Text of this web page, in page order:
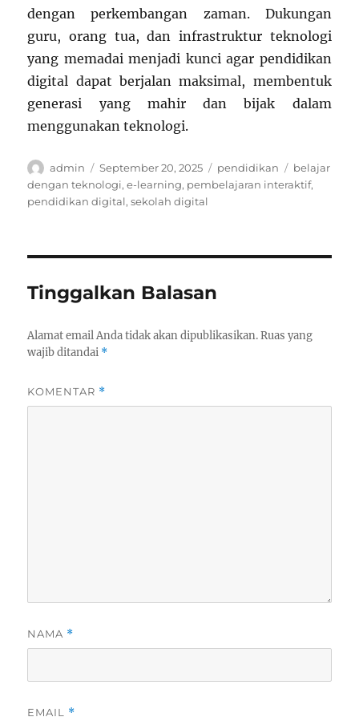
dengan perkembangan zaman. Dukungan
guru, orang tua, dan infrastruktur teknologi
yang memadai menjadi kunci agar pendidikan
digital dapat berjalan maksimal, membentuk
generasi yang mahir dan bijak dalam
menggunakan teknologi.
Author
admin
Posted
on
September 20, 2025 Categories
pendidikan Tags
belajar
dengan teknologi,e-learning, pembelajaran interaktif,
pendidikan digital,sekolah digital
Tinggalkan Balasan
Alamat email Anda tidak akan dipublikasikan. Ruas yang
wajib ditandai *
KOMENTAR *
NAMA *
EMAIL *